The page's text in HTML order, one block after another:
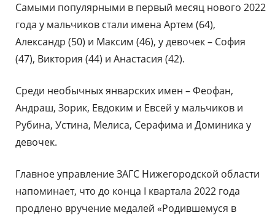
Самыми популярными в первый месяц нового 2022
года у мальчиков стали имена Артем (64),
Александр (50) и Максим (46), у девочек – София
(47), Виктория (44) и Анастасия (42).
Среди необычных январских имен – Феофан,
Андраш, Зорик, Евдоким и Евсей у мальчиков и
Рубина, Устина, Мелиса, Серафима и Доминика у
девочек.
Главное управление ЗАГС Нижегородской области
напоминает, что до конца I квартала 2022 года
продлено вручение медалей «Родившемуся в